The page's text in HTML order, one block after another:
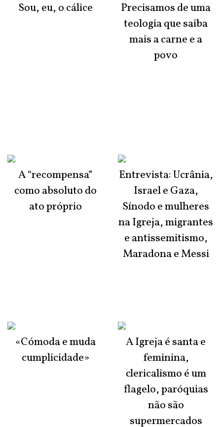
Sou, eu, o cálice
A “recompensa”
como absoluto do
ato próprio
«Cómoda e muda
cumplicidade»
Precisamos de uma
teologia que saiba
mais a carne e a
povo
Entrevista: Ucrânia,
Israel e Gaza,
Sínodo e mulheres
na Igreja, migrantes
e antissemitismo,
Maradona e Messi
A Igreja é santa e
feminina,
clericalismo é um
flagelo, paróquias
não são
supermercados